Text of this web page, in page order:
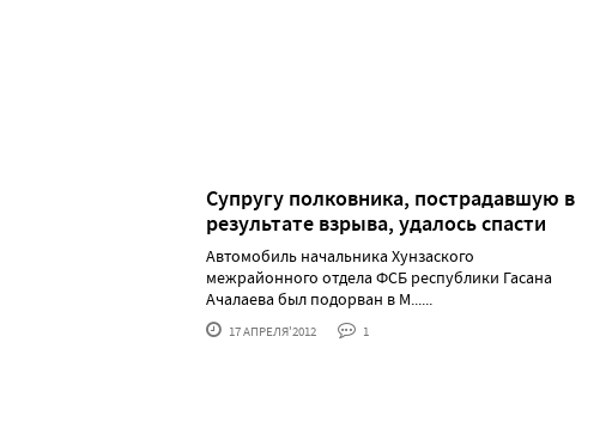
Супругу полковника, пострадавшую в
результате взрыва, удалось спасти
Автомобиль начальника Хунзаского
межрайонного отдела ФСБ республики Гасана
Ачалаева был подорван в М......
17 АПРЕЛЯ'2012 1